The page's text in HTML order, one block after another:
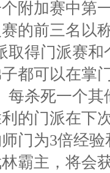
附加赛中第
的前三名以
取得门派赛
都可以在掌
每杀死一个
的门派在下
门为3倍经
霸主，将会